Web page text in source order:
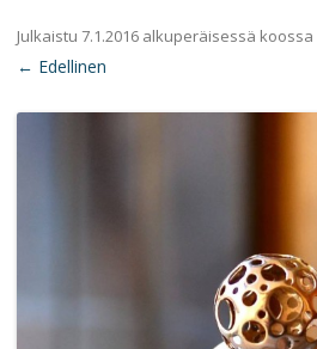
Julkaistu 7.1.2016 alkuperäisessä koossa
← Edellinen